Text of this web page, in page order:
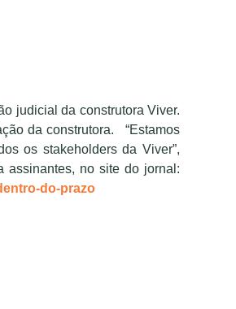
judicial da construtora Viver.
da construtora. “Estamos
os stakeholders da Viver”,
no site do jornal:
do-prazo